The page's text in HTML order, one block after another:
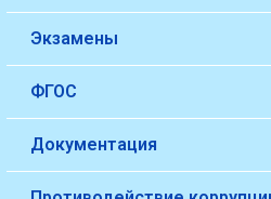
Экзамены
ФГОС
Документация